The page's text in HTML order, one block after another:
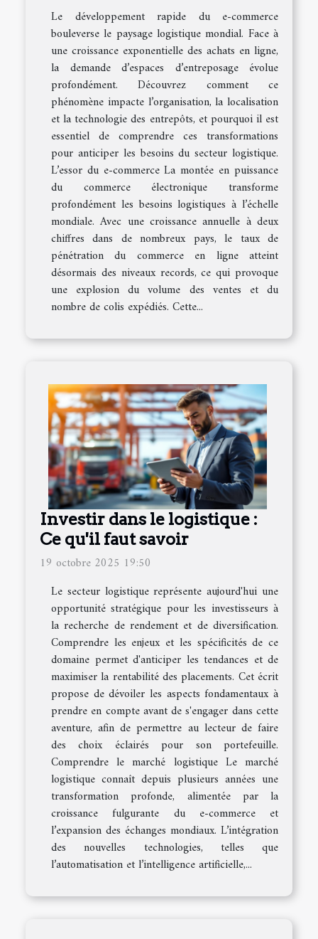
Le développement rapide du e-commerce
bouleverse le paysage logistique mondial. Face à
une croissance exponentielle des achats en ligne,
la demande d’espaces d’entreposage évolue
profondément. Découvrez comment ce
phénomène impacte l’organisation, la localisation
et la technologie des entrepôts, et pourquoi il est
essentiel de comprendre ces transformations
pour anticiper les besoins du secteur logistique.
L’essor du e-commerce La montée en puissance
du commerce électronique transforme
profondément les besoins logistiques à l’échelle
mondiale. Avec une croissance annuelle à deux
chiffres dans de nombreux pays, le taux de
pénétration du commerce en ligne atteint
désormais des niveaux records, ce qui provoque
une explosion du volume des ventes et du
nombre de colis expédiés. Cette...
Investir dans le logistique :
Ce qu'il faut savoir
19 octobre 2025 19:50
Le secteur logistique représente aujourd'hui une
opportunité stratégique pour les investisseurs à
la recherche de rendement et de diversification.
Comprendre les enjeux et les spécificités de ce
domaine permet d'anticiper les tendances et de
maximiser la rentabilité des placements. Cet écrit
propose de dévoiler les aspects fondamentaux à
prendre en compte avant de s'engager dans cette
aventure, afin de permettre au lecteur de faire
des choix éclairés pour son portefeuille.
Comprendre le marché logistique Le marché
logistique connaît depuis plusieurs années une
transformation profonde, alimentée par la
croissance fulgurante du e-commerce et
l’expansion des échanges mondiaux. L’intégration
des nouvelles technologies, telles que
l’automatisation et l’intelligence artificielle,...